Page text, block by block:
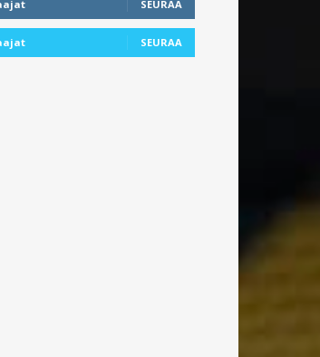
SEURAA
SEURAA